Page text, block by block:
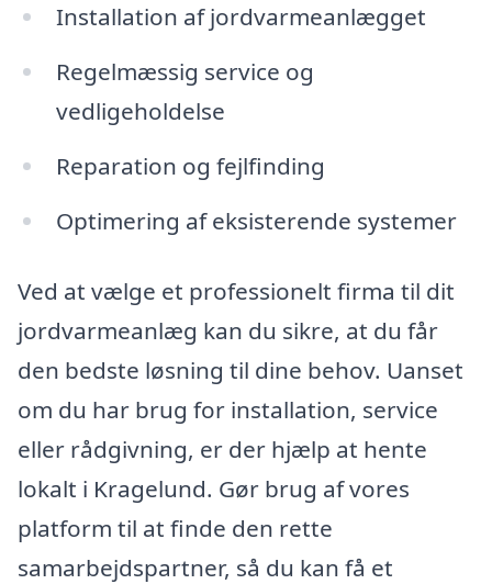
Installation af jordvarmeanlægget
Regelmæssig service og
vedligeholdelse
Reparation og fejlfinding
Optimering af eksisterende systemer
Ved at vælge et professionelt firma til dit
jordvarmeanlæg kan du sikre, at du får
den bedste løsning til dine behov. Uanset
om du har brug for installation, service
eller rådgivning, er der hjælp at hente
lokalt i Kragelund. Gør brug af vores
platform til at finde den rette
samarbejdspartner, så du kan få et